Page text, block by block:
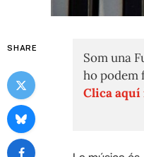
SHARE
Som una
ho podem
Clica aquí